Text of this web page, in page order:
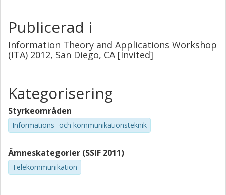
Publicerad i
Information Theory and Applications Workshop
(ITA) 2012, San Diego, CA [Invited]
Kategorisering
Styrkeområden
Informations- och kommunikationsteknik
Ämneskategorier (SSIF 2011)
Telekommunikation